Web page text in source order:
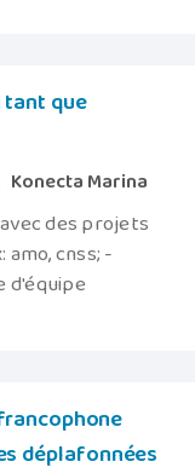
tant que
Konecta Marina
des projets
cnss; -
d'équipe
déplafonnées